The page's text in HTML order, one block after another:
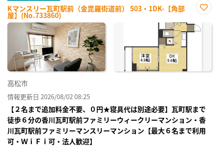
Kマンスリー瓦町駅前（金毘羅街道前） 503・1DK-【角部
屋】(No.733860)
に入
り登
高松市
情報更新日 2026/08/02 08:25
【２名まで追加料金不要、０円★寝具代は別途必要】瓦町駅まで
徒歩６分の香川瓦町駅前ファミリーウィークリーマンション・香
川瓦町駅前ファミリーマンスリーマンション【最大６名まで利用
可・ＷｉＦｉ可・法人歓迎】